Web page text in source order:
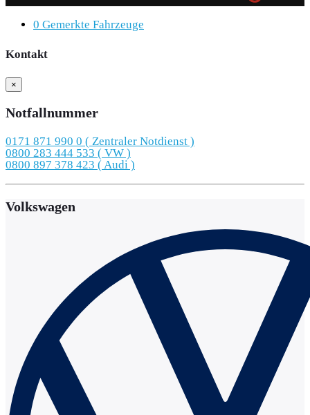
0 Gemerkte Fahrzeuge
Kontakt
×
Notfallnummer
0171 871 990 0 ( Zentraler Notdienst )
0800 283 444 533 ( VW )
0800 897 378 423 ( Audi )
Volkswagen